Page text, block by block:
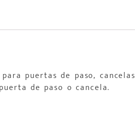
puertas de paso, cancelas
de paso o cancela.